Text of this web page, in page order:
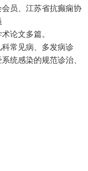
员、江苏省抗癫痫协
论文多篇。
常见病、多发病诊
统感染的规范诊治、